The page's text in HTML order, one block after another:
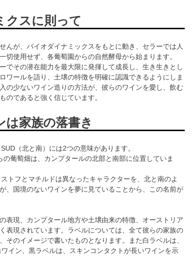
クスに則って
んが、バイオダイナミックスをもとに動き、セラーでは人
切使用せず、各葡萄園からの自然酵母から始まります。
でその潜在能力を最大限に発揮して成長し、生き生きとし
ワールを語り、土壌の特徴を明確に認識できるようにしま
の少ないワイン造りの方法が、彼らのワインを愛し、飲む
のであると強く信じています。
は家族の落書き
（北と南）には2つの意味があります。
葡萄畑は、カンプタールの北部と南部に位置していま
トフとマチルドは異なったキャラクターを、北と南のよ
、国境のないワインを夢に見ていることから、この名前が
表現、カンプタール地方や土壌由来の特徴、オーストリア
表現されています。ラベルについては、全て彼らの家族の
そのイメージで書いたものとなります。また白ラベルは、
イン、黒ラベルは、スキンコンタクトが長いワインを示